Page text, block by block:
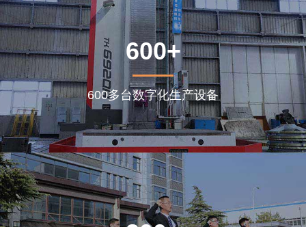
600+
600多台数字化生产设备